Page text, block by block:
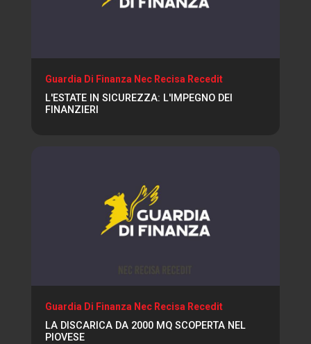
Guardia Di Finanza Nec Recisa Recedit
L'ESTATE IN SICUREZZA: L'IMPEGNO DEI
FINANZIERI
Guardia Di Finanza Nec Recisa Recedit
LA DISCARICA DA 2000 MQ SCOPERTA NEL
PIOVESE